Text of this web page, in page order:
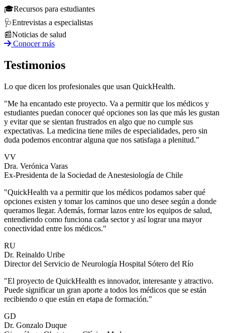
🎓Recursos para estudiantes
🩺Entrevistas a especialistas
📰Noticias de salud
Conocer más
Testimonios
Lo que dicen los profesionales que usan QuickHealth.
"Me ha encantado este proyecto. Va a permitir que los médicos y
estudiantes puedan conocer qué opciones son las que más les gustan
y evitar que se sientan frustrados en algo que no cumple sus
expectativas. La medicina tiene miles de especialidades, pero sin
duda podemos encontrar alguna que nos satisfaga a plenitud."
VV
Dra. Verónica Varas
Ex-Presidenta de la Sociedad de Anestesiología de Chile
"QuickHealth va a permitir que los médicos podamos saber qué
opciones existen y tomar los caminos que uno desee según a donde
queramos llegar. Además, formar lazos entre los equipos de salud,
entendiendo como funciona cada sector y así lograr una mayor
conectividad entre los médicos."
RU
Dr. Reinaldo Uribe
Director del Servicio de Neurología Hospital Sótero del Río
"El proyecto de QuickHealth es innovador, interesante y atractivo.
Puede significar un gran aporte a todos los médicos que se están
recibiendo o que están en etapa de formación."
GD
Dr. Gonzalo Duque